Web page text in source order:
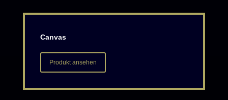
Canvas
Produkt ansehen